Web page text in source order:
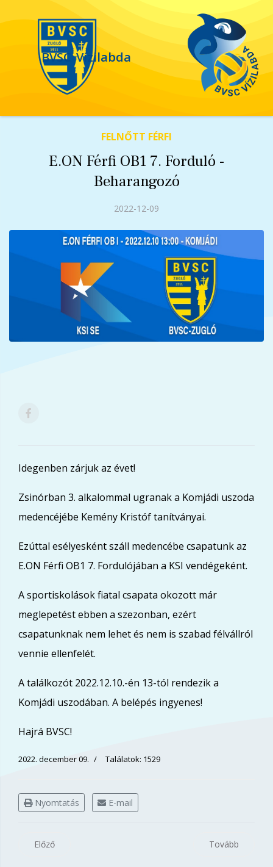
BVSC Vízilabda
FELNŐTT FÉRFI
E.ON Férfi OB1 7. Forduló -
Beharangozó
2022-12-09
Idegenben zárjuk az évet!
Zsinórban 3. alkalommal ugranak a Komjádi uszoda
medencéjébe Kemény Kristóf tanítványai.
Ezúttal esélyesként száll medencébe csapatunk az
E.ON Férfi OB1 7. Fordulójában a KSI vendégeként.
A sportiskolások fiatal csapata okozott már
meglepetést ebben a szezonban, ezért
csapatunknak nem lehet és nem is szabad félvállról
vennie ellenfelét.
A találkozót 2022.12.10.-én 13-tól rendezik a
Komjádi uszodában. A belépés ingyenes!
Hajrá BVSC!
2022. december 09. Találatok: 1529
Nyomtatás E-mail
Előző Tovább